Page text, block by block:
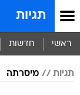
תגיות
ראשי חדשות
תגיות מיסרתה